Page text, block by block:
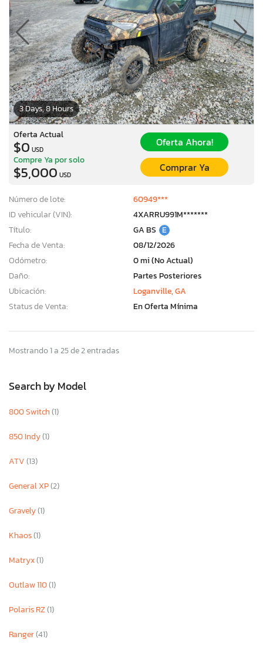
3 Days, 8 Hours
Oferta Actual
$0 USD
Oferta Ahora!
Compre Ya por solo
$5,000 USD
Comprar Ya
Número de lote:
60949***
ID vehicular (VIN):
4XARRU991M*******
Título:
GA BS E
Fecha de Venta:
08/12/2026
Odómetro:
0 mi (No Actual)
Daño:
Partes Posteriores
Ubicación:
Loganville, GA
Status de Venta:
En Oferta Mínima
Mostrando 1 a 25 de 2 entradas
Search by Model
800 Switch(1)
850 Indy(1)
ATV(13)
General XP(2)
Gravely(1)
Khaos(1)
Matryx(1)
Outlaw 110(1)
Polaris RZ(1)
Ranger(41)